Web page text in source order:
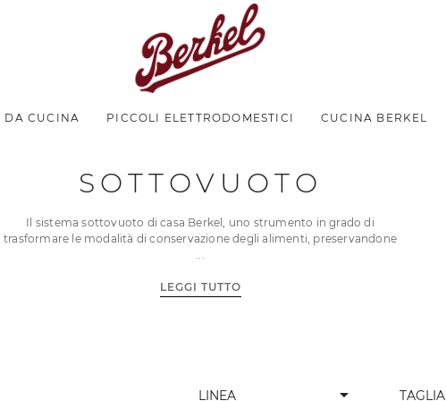
DA CUCINA PICCOLI ELETTRODOMESTICI CUCINA BERKEL
SOTTOVUOTO
Il sistema sottovuoto di casa Berkel, uno strumento in grado di
trasformare le modalità di conservazione degli alimenti, preservandone
LEGGI TUTTO
LINEA arrow_drop_down TAGLIA